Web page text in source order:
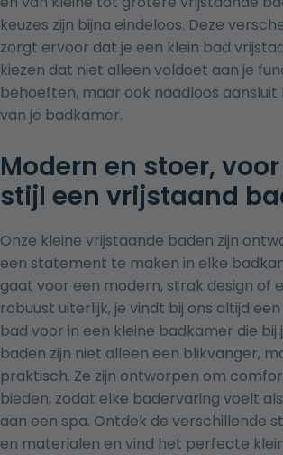
keuzes zijn bijna eindeloos. Deze
zorgt ervoor dat je een klein bad
kiezen dat niet alleen voldoet aan je
behoeften, maar ook naadloos aansluit
van je badkamer.
Modern en stoer,
stijl een vrijstaand
Onze kleine vrijstaande baden zijn
een statement te maken in elke
gaat voor een modern, strak design of
robuust uiterlijk, je vindt bij ons altijd
bad voor in een kleine badkamer die bij
baden zijn niet alleen een blikvanger,
praktisch. Ze zijn ontworpen om
bieden, zodat elke badervaring voelt
aan een spa. Ontdek de verschillende
en materialen en vind het perfecte